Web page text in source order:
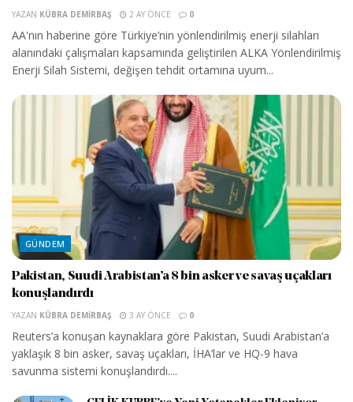
YAZAN KÜBRA DEMIRBAŞ 2 AY ÖNCE 0
AA'nın haberine göre Türkiye’nin yönlendirilmiş enerji silahları
alanındaki çalışmaları kapsamında geliştirilen ALKA Yönlendirilmiş
Enerji Silah Sistemi, değişen tehdit ortamına uyum...
GÜNDEM
Pakistan, Suudi Arabistan’a 8 bin asker ve savaş uçakları
konuşlandırdı
YAZAN KÜBRA DEMIRBAŞ 3 AY ÖNCE 0
Reuters’a konuşan kaynaklara göre Pakistan, Suudi Arabistan’a
yaklaşık 8 bin asker, savaş uçakları, İHA’lar ve HQ-9 hava
savunma sistemi konuşlandırdı....